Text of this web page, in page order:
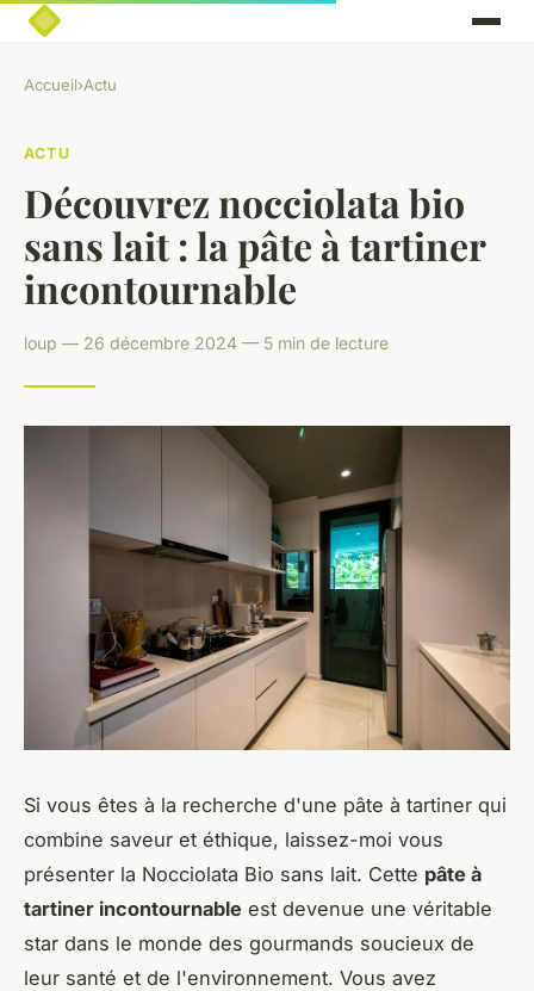
Accueil›Actu
ACTU
Découvrez nocciolata bio
sans lait : la pâte à tartiner
incontournable
loup — 26 décembre 2024 — 5 min de lecture
Si vous êtes à la recherche d'une pâte à tartiner qui
combine saveur et éthique, laissez-moi vous
présenter la Nocciolata Bio sans lait. Cette pâte à
tartiner incontournable est devenue une véritable
star dans le monde des gourmands soucieux de
leur santé et de l'environnement. Vous avez